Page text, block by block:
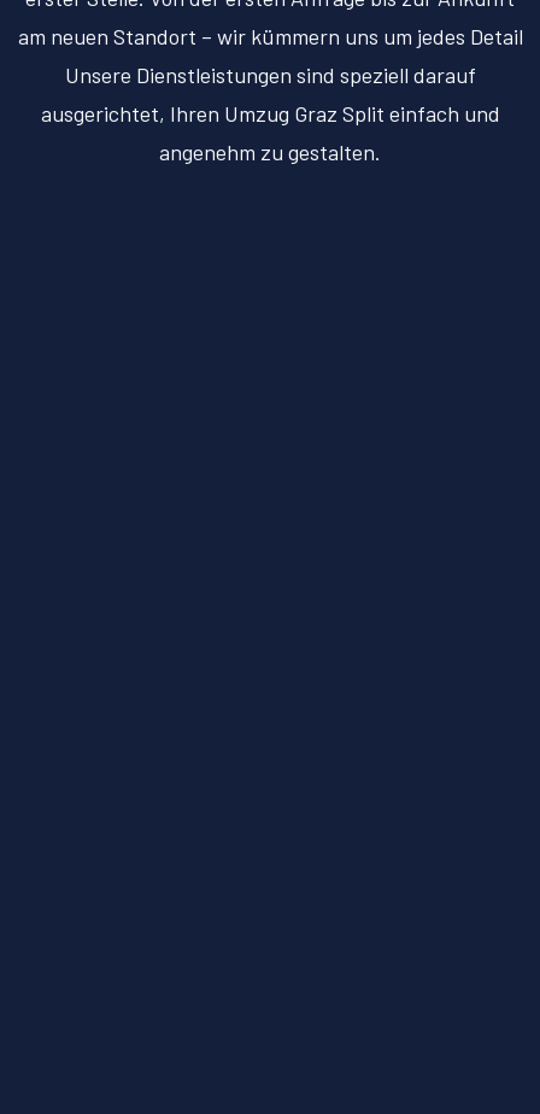
am neuen Standort – wir kümmern uns um jedes Detail
Unsere Dienstleistungen sind speziell darauf
ausgerichtet, Ihren Umzug Graz Split einfach und
angenehm zu gestalten.